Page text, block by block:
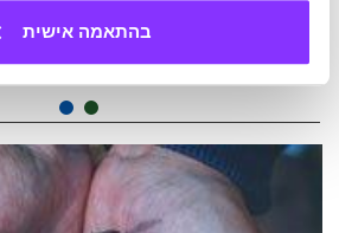
בהתאמה אישית